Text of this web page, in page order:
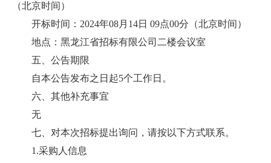
（北京时间）
开标时间：2024年08月14日 09点00分（北京时间）
地点：黑龙江省招标有限公司二楼会议室
五、公告期限
自本公告发布之日起5个工作日。
六、其他补充事宜
无
七、对本次招标提出询问，请按以下方式联系。
1.采购人信息